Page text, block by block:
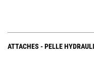
ATTACHES - PELLE